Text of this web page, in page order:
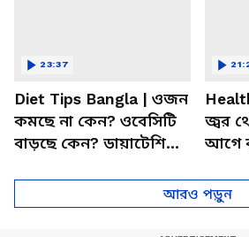
Diet Tips Bangla | ওজন
কমছে না কেন? ওবেসিটি
বাড়ছে কেন? ডায়াটেশিয়ান
23:37
জ্বর
আগে
Cough
আরও পড়ুন